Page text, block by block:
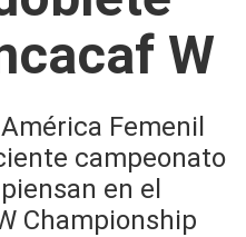
W
Femenil
campeonato
en el
Championship